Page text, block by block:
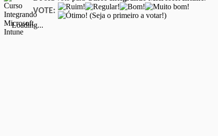
VOTE:
(Seja o primeiro a votar!)
Loading...